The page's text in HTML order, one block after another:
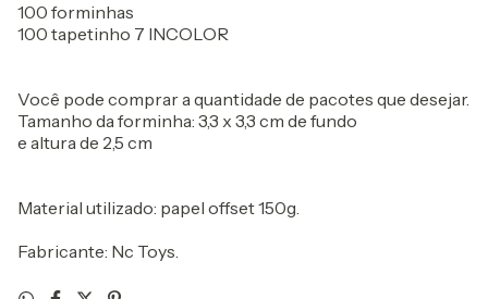
100 forminhas
100 tapetinho 7 INCOLOR
Você pode comprar a quantidade de pacotes que desejar.
Tamanho da forminha: 3,3 x 3,3 cm de fundo
e altura de 2,5 cm
Material utilizado: papel offset 150g.
Fabricante: Nc Toys.